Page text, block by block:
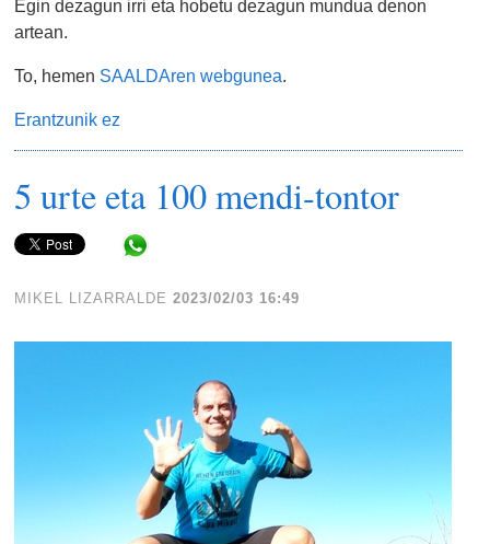
Egin dezagun irri eta hobetu dezagun mundua denon
artean.
To, hemen SAALDAren webgunea.
Erantzunik ez
5 urte eta 100 mendi-tontor
MIKEL LIZARRALDE 2023/02/03 16:49